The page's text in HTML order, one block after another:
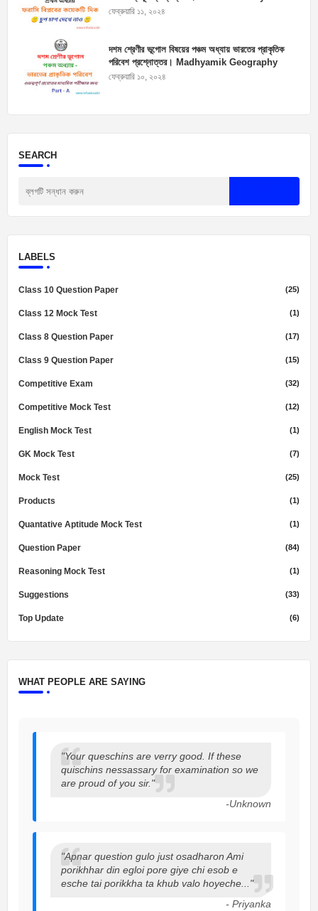
Suggestions
ফেব্রুয়ারি ১১, ২০২৪
দশম শ্রেণীর ভূগোল বিষয়ের পঞ্চম অধ্যায় ভারতের প্রাকৃতিক
পরিবেশ প্রশ্নোত্তর। Madhyamik Geography
Suggestion 2025
ফেব্রুয়ারি ১০, ২০২৪
SEARCH
LABELS
Class 10 Question Paper (25)
Class 12 Mock Test (1)
Class 8 Question Paper (17)
Class 9 Question Paper (15)
Competitive Exam (32)
Competitive Mock Test (12)
English Mock Test (1)
GK Mock Test (7)
Mock Test (25)
Products (1)
Quantative Aptitude Mock Test (1)
Question Paper (84)
Reasoning Mock Test (1)
Suggestions (33)
Top Update (6)
WHAT PEOPLE ARE SAYING
"Your queschins are verry good. If these
quischins nessassary for examination so we
are proud of you sir."
-Unknown
"Apnar question gulo just osadharon Ami
porikhhar din egloi pore giye chi esob e
esche tai porikkha ta khub valo hoyeche..."
- Priyanka